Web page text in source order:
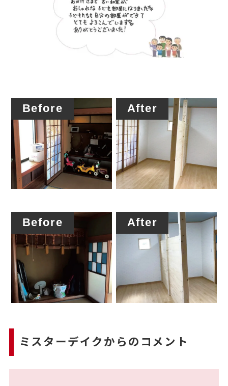
Before After
Before After
ミスターデイクからのコメント